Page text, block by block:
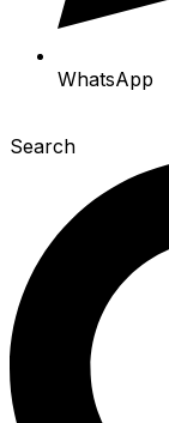
WhatsApp
Search